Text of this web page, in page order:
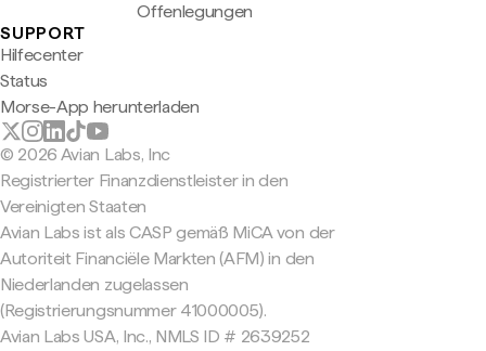
Offenlegungen
SUPPORT
Hilfecenter
Status
Morse-App herunterladen
© 2026 Avian Labs, Inc
Registrierter Finanzdienstleister in den
Vereinigten Staaten
Avian Labs ist als CASP gemäß MiCA von der
Autoriteit Financiële Markten (AFM) in den
Niederlanden zugelassen
(Registrierungsnummer 41000005).
Avian Labs USA, Inc., NMLS ID # 2639252